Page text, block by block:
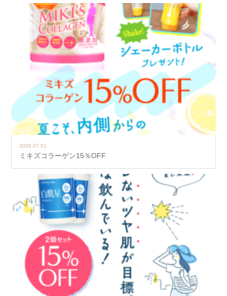
2026.07.01
ミキズコラーゲン15％OFF